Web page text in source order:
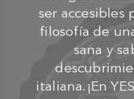
ser accesibles
filosofía de
sana y
italiana.¡En